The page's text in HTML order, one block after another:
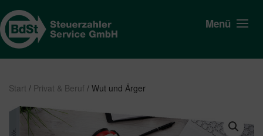
Menü
Start / Privat & Beruf / Wut und Ärger